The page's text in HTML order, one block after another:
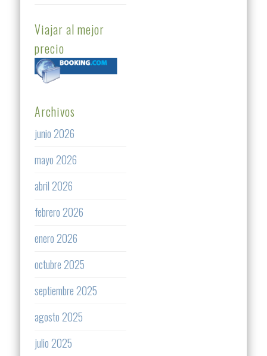
Viajar al mejor
precio
Archivos
junio 2026
mayo 2026
abril 2026
febrero 2026
enero 2026
octubre 2025
septiembre 2025
agosto 2025
julio 2025